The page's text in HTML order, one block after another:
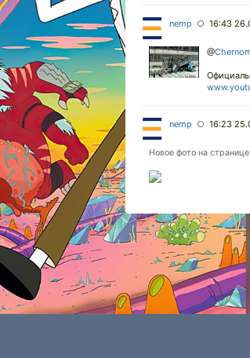
nemp ○ 16:43
@
nemp ○ 16:23
Новое фото на странице: